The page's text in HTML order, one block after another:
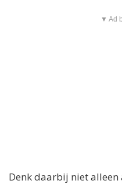
▼ Ad
Denk daarbij niet alleen